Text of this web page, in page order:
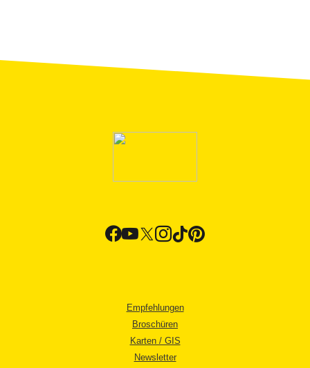
Empfehlungen
Broschüren
Karten / GIS
Newsletter